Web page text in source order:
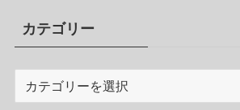
カテゴリー